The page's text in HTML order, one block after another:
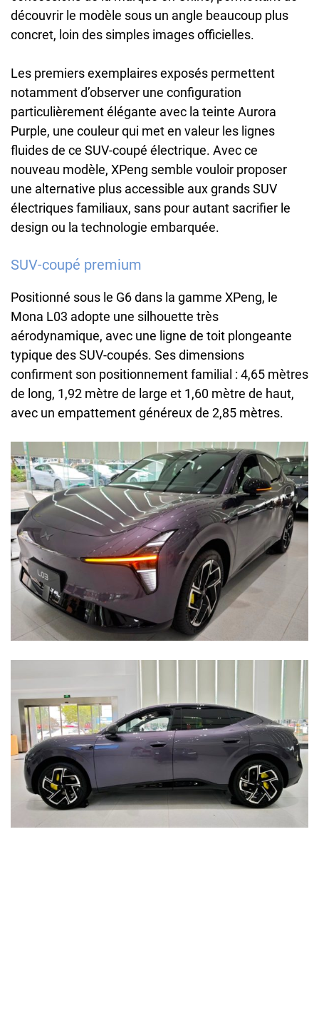
découvrir le modèle sous un angle beaucoup plus
concret, loin des simples images officielles.
Les premiers exemplaires exposés permettent
notamment d’observer une configuration
particulièrement élégante avec la teinte Aurora
Purple, une couleur qui met en valeur les lignes
fluides de ce SUV-coupé électrique. Avec ce
nouveau modèle, XPeng semble vouloir proposer
une alternative plus accessible aux grands SUV
électriques familiaux, sans pour autant sacrifier le
design ou la technologie embarquée.
SUV-coupé premium
Positionné sous le G6 dans la gamme XPeng, le
Mona L03 adopte une silhouette très
aérodynamique, avec une ligne de toit plongeante
typique des SUV-coupés. Ses dimensions
confirment son positionnement familial : 4,65 mètres
de long, 1,92 mètre de large et 1,60 mètre de haut,
avec un empattement généreux de 2,85 mètres.